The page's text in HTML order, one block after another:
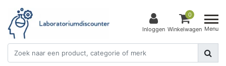
Inloggen
0
Winkelwagen Menu